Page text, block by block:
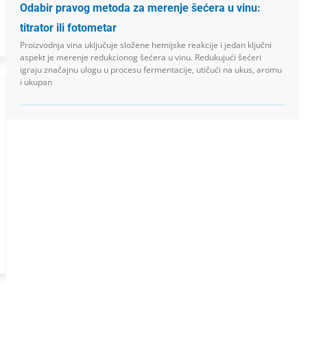
Odabir pravog metoda za merenje šećera u vinu:
titrator ili fotometar
Proizvodnja vina uključuje složene hemijske reakcije i jedan ključni
aspekt je merenje redukcionog šećera u vinu. Redukujući šećeri
igraju značajnu ulogu u procesu fermentacije, utičući na ukus, aromu
i ukupan